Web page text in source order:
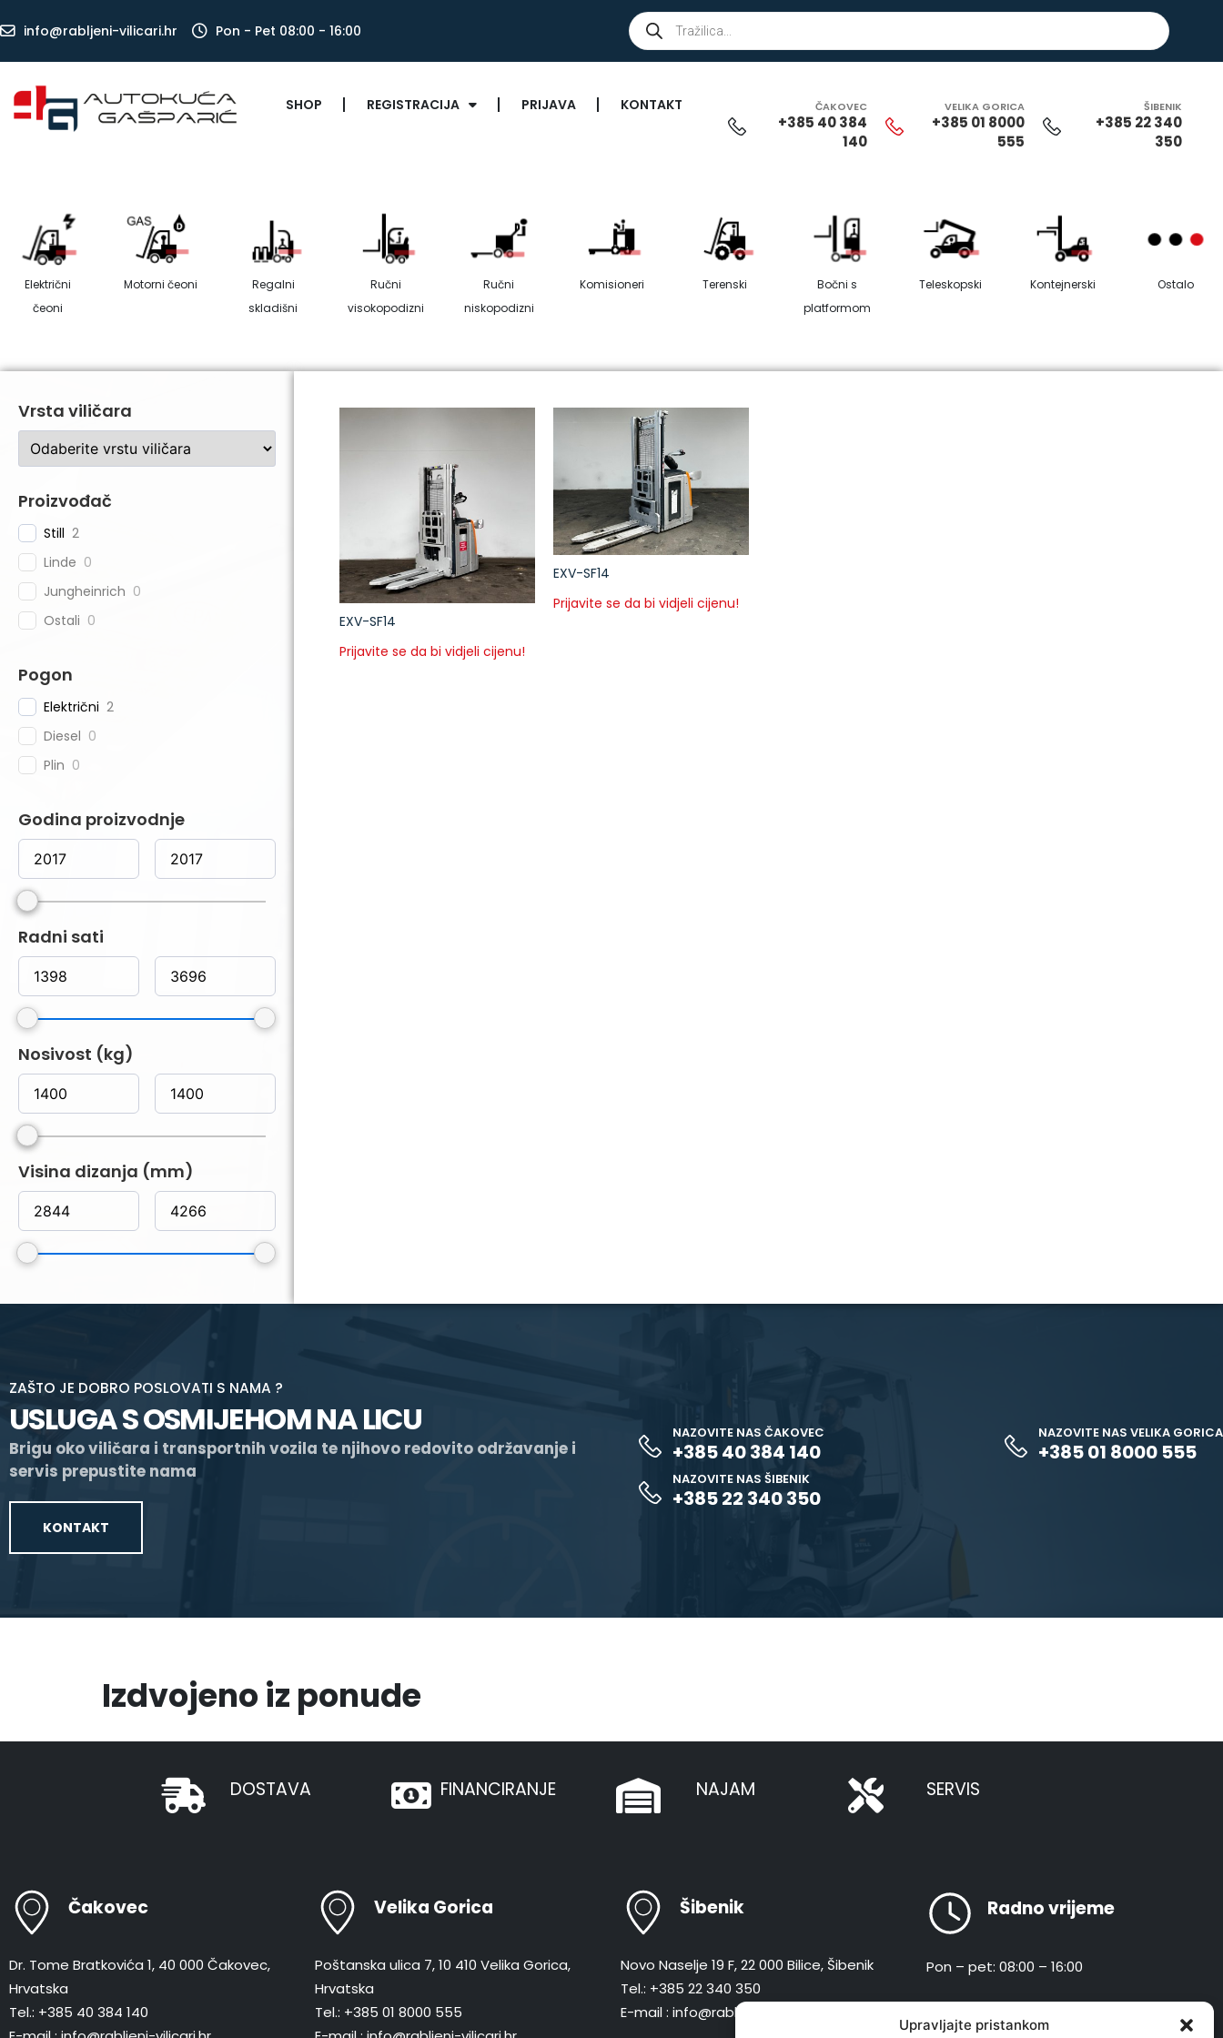
Upravljajte pristankom
info@rabljeni-vilicari.hr Pon - Pet 08:00 - 16:00
SHOP REGISTRACIJA PRIJAVA KONTAKT ČAKOVEC
+385 40 384
140
VELIKA GORICA
+385 01 8000
555
ŠIBENIK
+385 22 340
350
Električni
čeoni
Motorni čeoni
Regalni
skladišni
Ručni
visokopodizni
Ručni
niskopodizni
Komisioneri Terenski
Bočni s
platformom
Teleskopski Kontejnerski Ostalo
Vrsta viličara
Proizvođač
Still 2
Linde 0
Jungheinrich 0
Ostali 0
Pogon
Električni 2
Diesel 0
Plin 0
Godina proizvodnje
Radni sati
Nosivost (kg)
Visina dizanja (mm)
EXV-SF14
Prijavite se da bi vidjeli cijenu!
EXV-SF14
Prijavite se da bi vidjeli cijenu!
ZAŠTO JE DOBRO POSLOVATI S NAMA ?
USLUGA S OSMIJEHOM NA LICU
Brigu oko viličara i transportnih vozila te njihovo redovito održavanje i
servis prepustite nama
KONTAKT
NAZOVITE NAS ČAKOVEC
+385 40 384 140
NAZOVITE NAS VELIKA GORICA
+385 01 8000 555
NAZOVITE NAS ŠIBENIK
+385 22 340 350
Izdvojeno iz ponude
DOSTAVA FINANCIRANJE NAJAM SERVIS
Čakovec
Dr. Tome Bratkovića 1, 40 000 Čakovec,
Hrvatska
Tel.: +385 40 384 140
Velika Gorica
Poštanska ulica 7, 10 410 Velika Gorica,
Hrvatska
Tel.: +385 01 8000 555
Šibenik
Novo Naselje 19 F, 22 000 Bilice, Šibenik
Tel.: +385 22 340 350
E-mail : info@rabljeni-vilicari.hr
Radno vrijeme
Pon – pet: 08:00 – 16:00